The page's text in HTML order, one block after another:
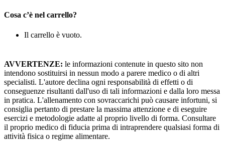
Cosa c’è nel carrello?
Il carrello è vuoto.
AVVERTENZE: le informazioni contenute in questo sito non
intendono sostituirsi in nessun modo a parere medico o di altri
specialisti. L'autore declina ogni responsabilità di effetti o di
conseguenze risultanti dall'uso di tali informazioni e dalla loro messa
in pratica. L'allenamento con sovraccarichi può causare infortuni, si
consiglia pertanto di prestare la massima attenzione e di eseguire
esercizi e metodologie adatte al proprio livello di forma. Consultare
il proprio medico di fiducia prima di intraprendere qualsiasi forma di
attività fisica o regime alimentare.